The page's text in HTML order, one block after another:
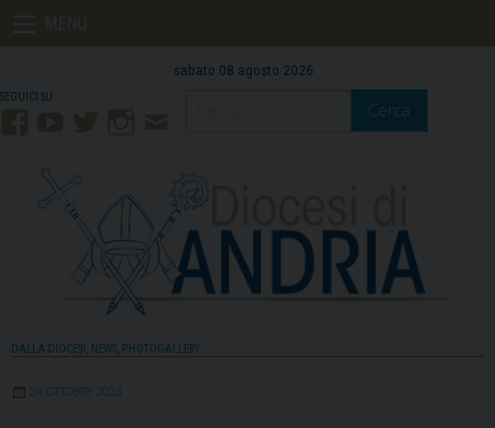
sabato 08 agosto 2026
Mail
Cerca
DALLA DIOCESI , NEWS, PHOTOGALLERY
24 OTTOBRE 2023